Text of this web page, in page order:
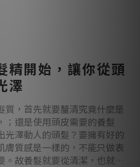
上的頭髮幾乎都在健康的生
精開始，讓你從頭
澤
質，首先就要釐清究竟什麼是
；還是使用頭皮需要的養髮
光澤動人的頭髮？要擁有好的
膚質感是一樣的，不能只做表
。故養髮就要從清潔，也就是